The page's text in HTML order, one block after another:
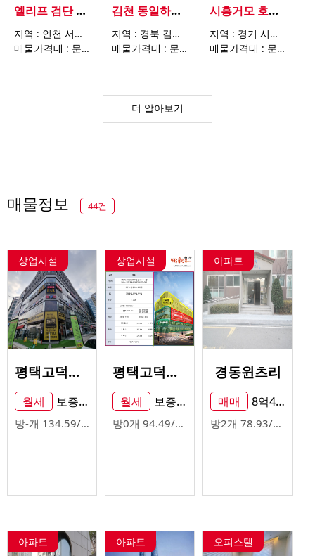
엘리프 검단 포레듀
지역 : 인천 서구 마전동 398-2
매물가격대 : 문의요망
김천 동일하이빌 파크레인
지역 : 경북 김천시 율곡동 1126
매물가격대 : 문의요망
시흥거모 호반써밋
지역 : 경기 시흥시 거모동 1171
매물가격대 : 문의요망
더 알아보기
매물정보 44건
상업시설
평택고덕신도시 큐타워 위락상가 임대
월세 보증금3000/ 월세200
방-개 134.59/70.59㎡
상업시설
평택고덕신도시 큐타워 위락상가 임대
월세 보증금 2,000만원/월세 160
방0개 94.49/49.56㎡
아파트
경동윈츠리
매매 8억4천
방2개 78.93/56.58㎡
아파트 아파트 오피스텔